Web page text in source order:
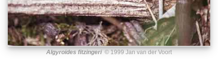
Algyroides fitzingeri© 1999 Jan van der Voort